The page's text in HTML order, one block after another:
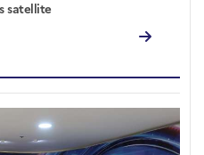
satellite